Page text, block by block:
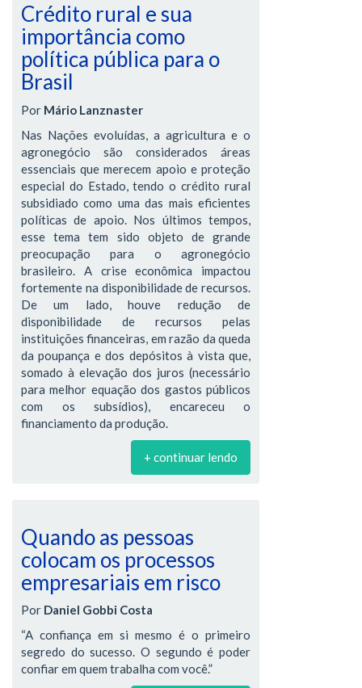
Crédito rural e sua
importância como
política pública para o
Brasil
Por Mário Lanznaster
Nas Nações evoluídas, a agricultura e o
agronegócio são considerados áreas
essenciais que merecem apoio e proteção
especial do Estado, tendo o crédito rural
subsidiado como uma das mais eficientes
políticas de apoio. Nos últimos tempos,
esse tema tem sido objeto de grande
preocupação para o agronegócio
brasileiro. A crise econômica impactou
fortemente na disponibilidade de recursos.
De um lado, houve redução de
disponibilidade de recursos pelas
instituições financeiras, em razão da queda
da poupança e dos depósitos à vista que,
somado à elevação dos juros (necessário
para melhor equação dos gastos públicos
com os subsídios), encareceu o
financiamento da produção.
+ continuar lendo
Quando as pessoas
colocam os processos
empresariais em risco
Por Daniel Gobbi Costa
“A confiança em si mesmo é o primeiro
segredo do sucesso. O segundo é poder
confiar em quem trabalha com você.”